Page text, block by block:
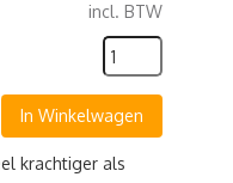
incl. BTW
In Winkelwagen
krachtiger als